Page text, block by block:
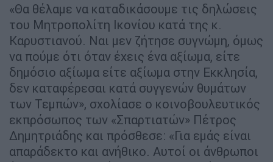
«Θα θέλαμε να καταδικάσουμε τις δηλώσεις
του Μητροπολίτη Ικονίου κατά της κ.
Καρυστιανού. Ναι μεν ζήτησε συγνώμη, όμως
να πούμε ότι όταν έχεις ένα αξίωμα, είτε
δημόσιο αξίωμα είτε αξίωμα στην Εκκλησία,
δεν καταφέρεσαι κατά συγγενών θυμάτων
των Τεμπών», σχολίασε ο κοινοβουλευτικός
εκπρόσωπος των «Σπαρτιατών» Πέτρος
Δημητριάδης και πρόσθεσε: «Για εμάς είναι
απαράδεκτο και ανήθικο. Αυτοί οι άνθρωποι